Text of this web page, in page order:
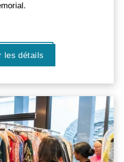
les détails